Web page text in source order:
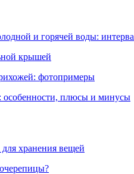
и горячей воды:
крышей
фотопримеры
плюсы и минусы
хранения вещей